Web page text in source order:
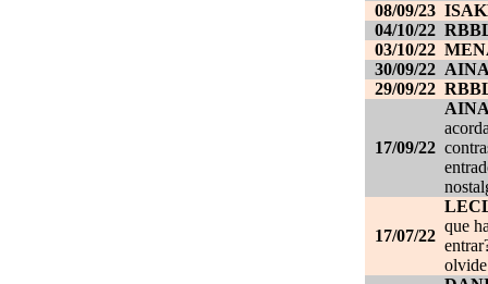
08/09/23
04/10/22
03/10/22
30/09/22
29/09/22
17/09/22
17/07/22
que